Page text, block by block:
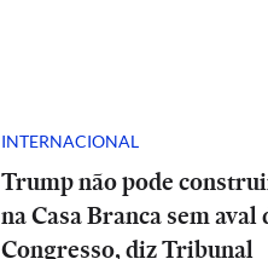
INTERNACIONAL
Trump não pode
na Casa Branca sem aval
Congresso, diz Tribunal